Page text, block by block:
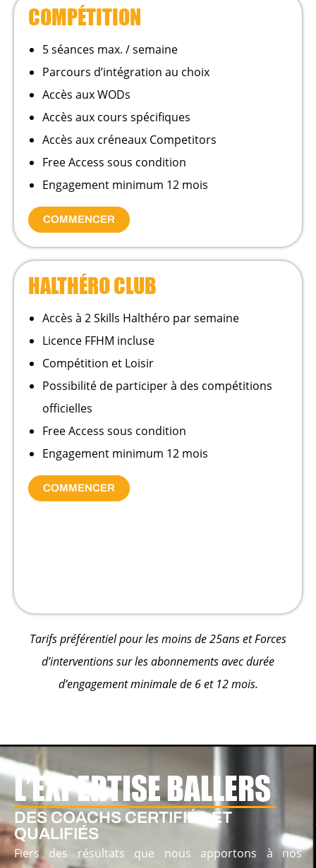
COMPÉTITION
5 séances max. / semaine
Parcours d’intégration au choix
Accès aux WODs
Accès aux cours spécifiques
Accès aux créneaux Competitors
Free Access sous condition
Engagement minimum 12 mois
COMMENCER
HALTHÉRO CLUB
Accès à 2 Skills Halthéro par semaine
Licence FFHM incluse
Compétition et Loisir
Possibilité de participer à des compétitions
officielles
Free Access sous condition
Engagement minimum 12 mois
COMMENCER
Tarifs préférentiel pour les moins de 25ans et Forces
d’interventions sur les abonnements avec durée
d’engagement minimale de 6 et 12 mois.
L’EXPERTISE BALLERS
DES COACHS CERTIFIÉS ET
QUALIFIÉS
Fiers des résultats que nous apportons à nos